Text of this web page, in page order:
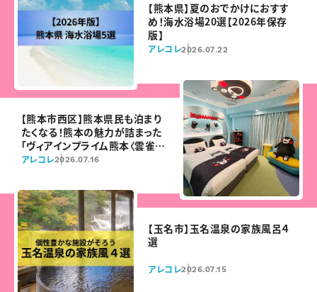
【熊本県】夏のおでかけにおすす
め！海水浴場20選【2026年保存
版】
アレコレ2026.07.22
【熊本市西区】熊本県民も泊まり
たくなる！熊本の魅力が詰まった
「ヴィアインプライム熊本〈雲雀の
湯〉」が7月22日オープン
アレコレ2026.07.16
【玉名市】玉名温泉の家族風呂４
選
アレコレ2026.07.15